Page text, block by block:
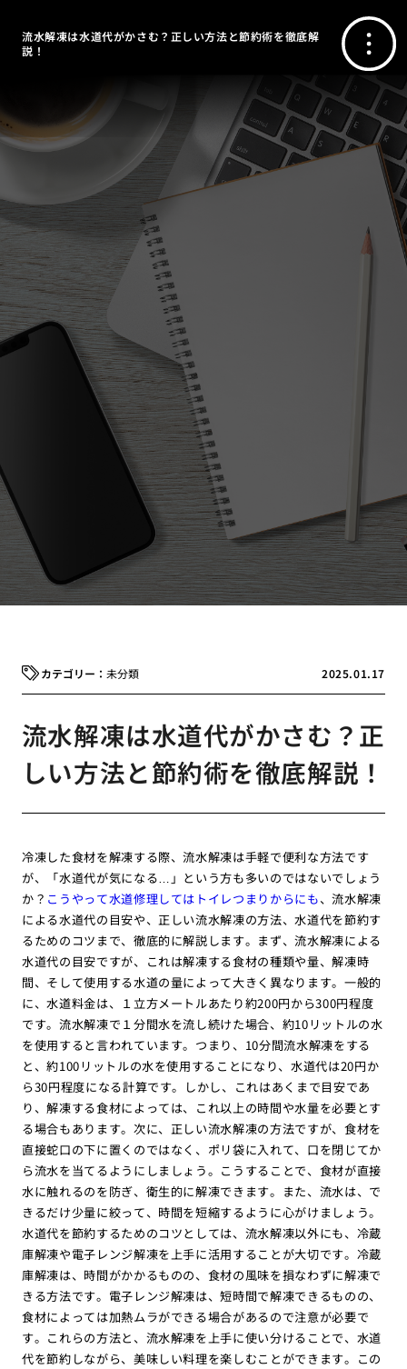
流水解凍は水道代がかさむ？正しい方法と節約術を徹底解
説！
2025.01.17
未分類
流水解凍は水道代がかさむ？正
しい方法と節約術を徹底解説！
冷凍した食材を解凍する際、流水解凍は手軽で便利な方法です
が、「水道代が気になる…」という方も多いのではないでしょう
か？ こうやって水道修理してはトイレつまりからにも、流水解凍
による水道代の目安や、正しい流水解凍の方法、水道代を節約す
るためのコツまで、徹底的に解説します。まず、流水解凍による
水道代の目安ですが、これは解凍する食材の種類や量、解凍時
間、そして使用する水道の量によって大きく異なります。一般的
に、水道料金は、１立方メートルあたり約200円から300円程度
です。流水解凍で１分間水を流し続けた場合、約10リットルの水
を使用すると言われています。つまり、10分間流水解凍をする
と、約100リットルの水を使用することになり、水道代は20円か
ら30円程度になる計算です。しかし、これはあくまで目安であ
り、解凍する食材によっては、これ以上の時間や水量を必要とす
る場合もあります。次に、正しい流水解凍の方法ですが、食材を
直接蛇口の下に置くのではなく、ポリ袋に入れて、口を閉じてか
ら流水を当てるようにしましょう。こうすることで、食材が直接
水に触れるのを防ぎ、衛生的に解凍できます。また、流水は、で
きるだけ少量に絞って、時間を短縮するように心がけましょう。
水道代を節約するためのコツとしては、流水解凍以外にも、冷蔵
庫解凍や電子レンジ解凍を上手に活用することが大切です。冷蔵
庫解凍は、時間がかかるものの、食材の風味を損なわずに解凍で
きる方法です。電子レンジ解凍は、短時間で解凍できるものの、
食材によっては加熱ムラができる場合があるので注意が必要で
す。これらの方法と、流水解凍を上手に使い分けることで、水道
代を節約しながら、美味しい料理を楽しむことができます。この